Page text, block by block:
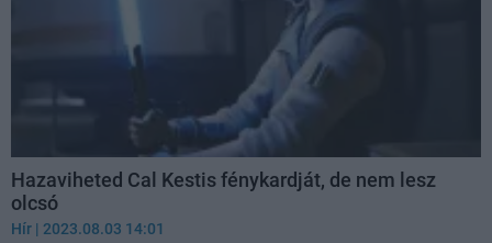
Hazaviheted Cal Kestis fénykardját, de nem lesz
olcsó
Hír | 2023.08.03 14:01